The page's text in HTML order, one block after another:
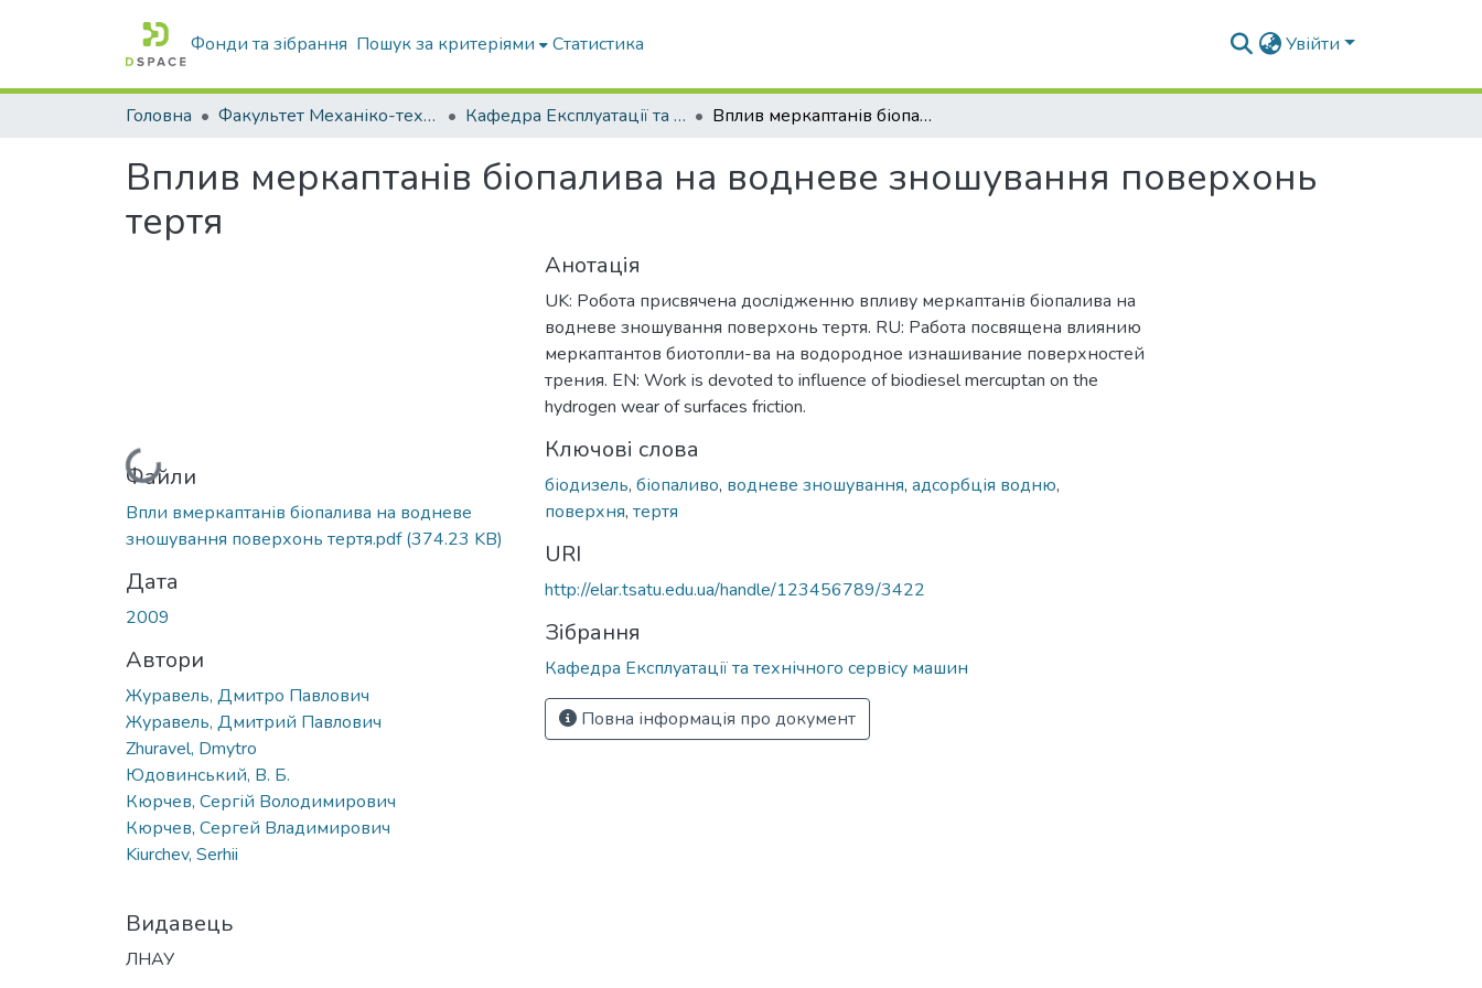
Фонди та зібрання Пошук за критеріями Статистика Увійти
Головна Факультет Механіко-технологічний Кафедра Експлуатації та технічного сервісу машин Вплив меркаптанів біопалива на водневе зношування поверхонь тертя
Вплив меркаптанів біопалива на водневе зношування поверхонь
тертя
Вантажиться...
Файли
Впли вмеркаптанів біопалива на водневе
зношування поверхонь тертя.pdf(374.23 KB)
Дата
2009
Автори
Журавель, Дмитро Павлович
Журавель, Дмитрий Павлович
Zhuravel, Dmytro
Юдовинський, В. Б.
Кюрчев, Сергій Володимирович
Кюрчев, Сергей Владимирович
Kiurchеv, Serhii
Видавець
ЛНАУ
Анотація
UK: Робота присвячена дослідженню впливу меркаптанів біопалива на
водневе зношування поверхонь тертя. RU: Работа посвящена влиянию
меркаптантов биотопли-ва на водородное изнашивание поверхностей
трения. EN: Work is devoted to influence of biodiesel mercuptan on the
hydrogen wear of surfaces friction.
Ключові слова
біодизель, біопаливо, водневе зношування, адсорбція водню,
поверхня, тертя
URI
http://elar.tsatu.edu.ua/handle/123456789/3422
Зібрання
Кафедра Експлуатації та технічного сервісу машин
Повна інформація про документ